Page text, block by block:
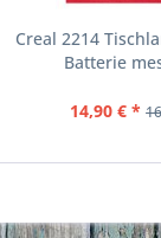
Creal 2214
Batterie
14,90 € *